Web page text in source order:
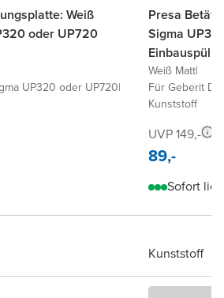
Weiß
oder UP720
UP320 oder UP720|
Presa
Sigma
Weiß Matt|
Für Geberit
Kunststoff
UVP 149,-
89,-
Sofort
Kunststoff